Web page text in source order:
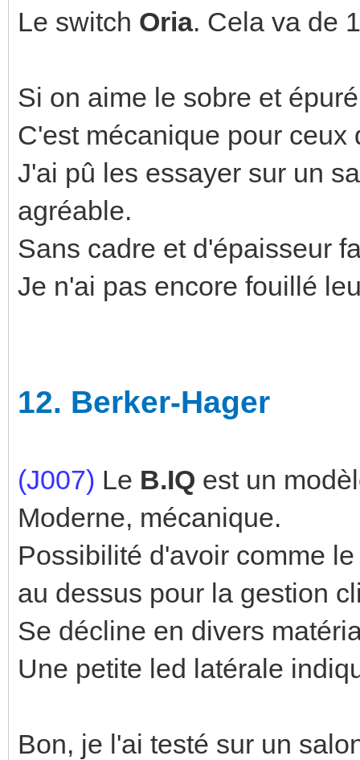
Le switch Oria. Cela va de
Si on aime le sobre et
C'est mécanique pour
J'ai pû les essayer sur un
agréable.
Sans cadre et d'épaisseur
Je n'ai pas encore fouillé
12. Berker-Hager
(J007) Le B.IQ est un
Moderne, mécanique.
Possibilité d'avoir comme
au dessus pour la gestion
Se décline en divers
Une petite led latérale
Bon, je l'ai testé sur un